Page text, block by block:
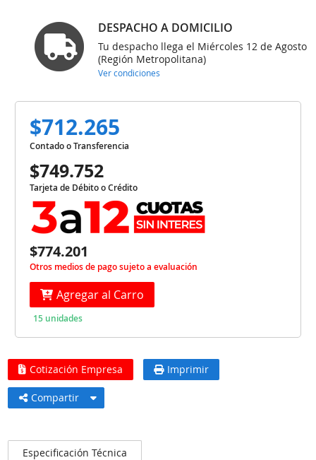
DESPACHO A DOMICILIO
Tu despacho llega el Miércoles 12 de Agosto
(Región Metropolitana)
Ver condiciones
$712.265
Contado o Transferencia
$749.752
Tarjeta de Débito o Crédito
$774.201
Otros medios de pago sujeto a evaluación
Agregar al Carro
15 unidades
Cotización Empresa Imprimir
Compartir
Especificación Técnica